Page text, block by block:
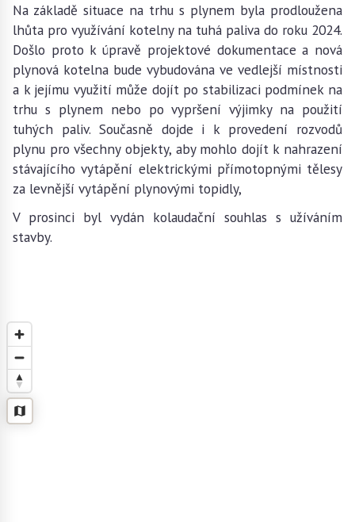
Na základě situace na trhu s plynem byla prodloužena
lhůta pro využívání kotelny na tuhá paliva do roku 2024.
Došlo proto k úpravě projektové dokumentace a nová
plynová kotelna bude vybudována ve vedlejší místnosti
a k jejímu využití může dojít po stabilizaci podmínek na
trhu s plynem nebo po vypršení výjimky na použití
tuhých paliv. Současně dojde i k provedení rozvodů
plynu pro všechny objekty, aby mohlo dojít k nahrazení
stávajícího vytápění elektrickými přímotopnými tělesy
za levnější vytápění plynovými topidly,
V prosinci byl vydán kolaudační souhlas s užíváním
stavby.